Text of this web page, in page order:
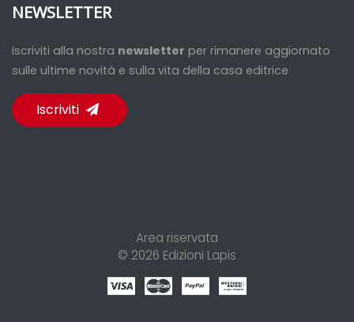
NEWSLETTER
Iscriviti alla nostra newsletter per rimanere aggiornato
sulle ultime novità e sulla vita della casa editrice
Iscriviti
Area riservata
© 2026 Edizioni Lapis